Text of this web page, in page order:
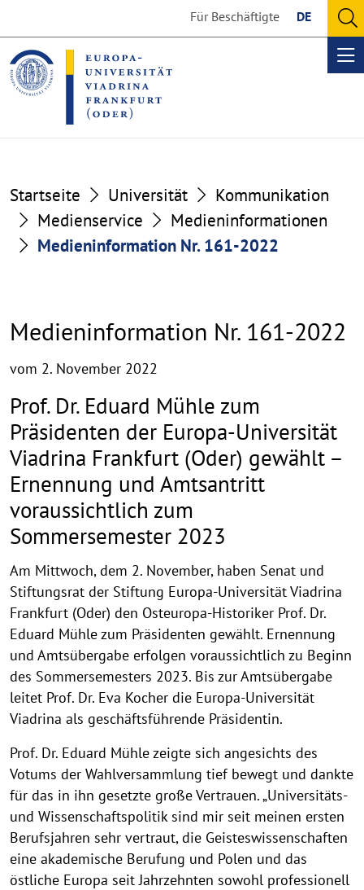
the
content
section
the
footer
section
Für Beschäftigte DE
Startseite Universität
Kommunikation
Medienservice
Medieninformationen
Medieninformation Nr. 161-2022
Medieninformation Nr. 161-2022
vom 2. November 2022
Prof. Dr. Eduard Mühle zum
Präsidenten der Europa-Universität
Viadrina Frankfurt (Oder) gewählt –
Ernennung und Amtsantritt
voraussichtlich zum
Sommersemester 2023
Am Mittwoch, dem 2. November, haben Senat und
Stiftungsrat der Stiftung Europa-Universität Viadrina
Frankfurt (Oder) den Osteuropa-Historiker Prof. Dr.
Eduard Mühle zum Präsidenten gewählt. Ernennung
und Amtsübergabe erfolgen voraussichtlich zu Beginn
des Sommersemesters 2023. Bis zur Amtsübergabe
leitet Prof. Dr. Eva Kocher die Europa-Universität
Viadrina als geschäftsführende Präsidentin.
Prof. Dr. Eduard Mühle zeigte sich angesichts des
Votums der Wahlversammlung tief bewegt und dankte
für das in ihn gesetzte große Vertrauen. „Universitäts-
und Wissenschaftspolitik sind mir seit meinen ersten
Berufsjahren sehr vertraut, die Geisteswissenschaften
eine akademische Berufung und Polen und das
östliche Europa seit Jahrzehnten sowohl professionell